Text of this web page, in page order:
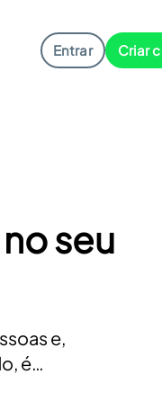
Entrar Criar
seu
e,
é…